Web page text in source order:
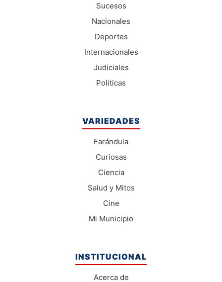
Sucesos
Nacionales
Deportes
Internacionales
Judiciales
Políticas
VARIEDADES
Farándula
Curiosas
Ciencia
Salud y Mitos
Cine
Mi Municipio
INSTITUCIONAL
Acerca de